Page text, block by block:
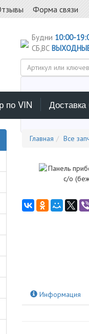
Форма связи
Будни 10:00-
СБ,ВС
Выберите
по VIN
Главная Все
Информация